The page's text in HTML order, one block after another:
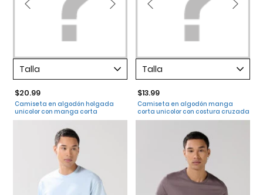
Talla
$20.99
Camiseta en algodón holgada
unicolor con manga corta
Talla
$13.99
Camiseta en algodón manga
corta unicolor con costura cruzada